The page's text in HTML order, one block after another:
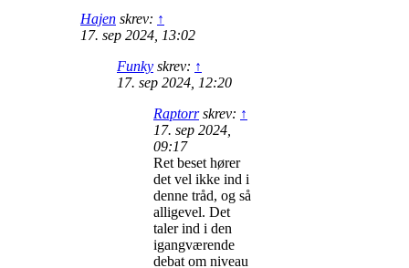
Hajen skrev: ↑
17. sep 2024, 13:02
Funky skrev: ↑
17. sep 2024, 12:20
Raptorrskrev: ↑
17. sep 2024,
09:17
Ret beset hører
det vel ikke ind i
denne tråd, og så
alligevel. Det
taler ind i den
igangværende
debat om niveau